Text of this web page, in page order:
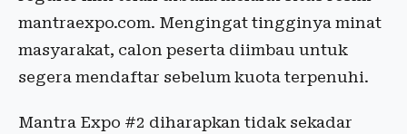
mantraexpo.com. Mengingat tingginya minat
masyarakat, calon peserta diimbau untuk
segera mendaftar sebelum kuota terpenuhi.
Mantra Expo #2 diharapkan tidak sekadar